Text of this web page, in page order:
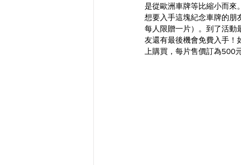
是從歐洲車牌等比縮小而來。
想要入手這塊紀念車牌的朋
每人限贈一片）。到了活動
友還有最後機會免費入手！
上購買，每片售價訂為500